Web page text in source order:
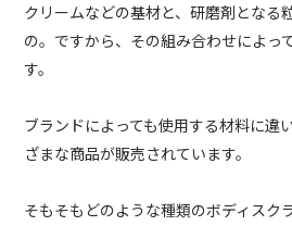
クリームなどの基材と、研磨剤となる
の。ですから、その組み合わせによっ
す。
ブランドによっても使用する材料に違
ざまな商品が販売されています。
そもそもどのような種類のボディスク